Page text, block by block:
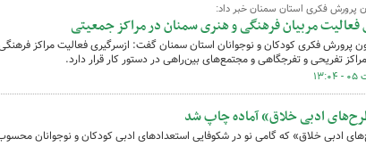
پرورش فکری استان سمنان خبر داد:
فعالیت مربیان فرهنگی و هنری سمنان در مراکز جمعیتی
پرورش فکری کودکان و نوجوانان استان سمنان گفت: ازسرگیری فعالیت مراکز
تفریحی و تفرجگاهی و مجتمع‌های بین‌راهی در دستور کار قرار دارد.
ادبی خلاق» آماده چاپ شد
ادبی خلاق» که گامی نو در شکوفایی استعدادهای ادبی کودکان و نوجوانان